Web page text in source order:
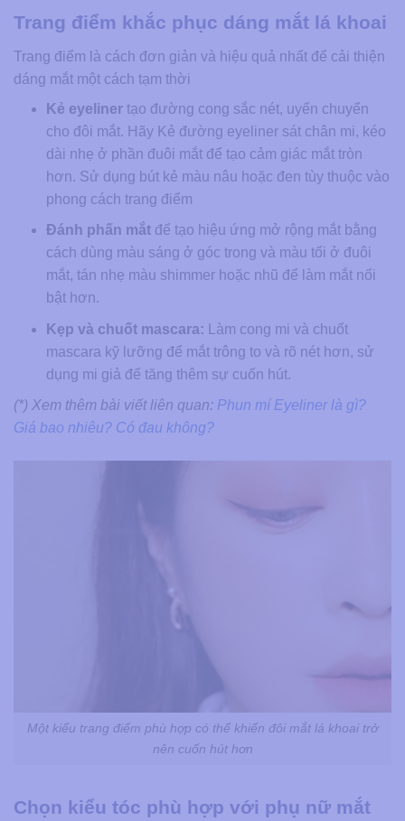
Trang điểm khắc phục dáng mắt lá khoai
Trang điểm là cách đơn giản và hiệu quả nhất để cải thiện
dáng mắt một cách tạm thời
Kẻ eyelinertạo đường cong sắc nét, uyển chuyển
cho đôi mắt. Hãy Kẻ đường eyeliner sát chân mi, kéo
dài nhẹ ở phần đuôi mắt để tạo cảm giác mắt tròn
hơn. Sử dụng bút kẻ màu nâu hoặc đen tùy thuộc vào
phong cách trang điểm
Đánh phấn mắt để tạo hiệu ứng mở rộng mắt bằng
cách dùng màu sáng ở góc trong và màu tối ở đuôi
mắt, tán nhẹ màu shimmer hoặc nhũ để làm mắt nổi
bật hơn.
Kẹp và chuốt mascara:
Làm cong mi và chuốt
mascara kỹ lưỡng để mắt trông to và rõ nét hơn, sử
dụng mi giả để tăng thêm sự cuốn hút.
(*) Xem thêm bài viết liên quan: Phun mí Eyeliner là gì?
Giá bao nhiêu? Có đau không?
Một kiểu trang điểm phù hợp có thể khiến đôi mắt lá khoai trở
nên cuốn hút hơn
Chọn kiểu tóc phù hợp với phụ nữ mắt